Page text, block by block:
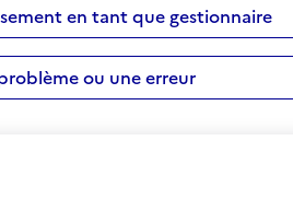
en tant que gestionnaire
ou une erreur